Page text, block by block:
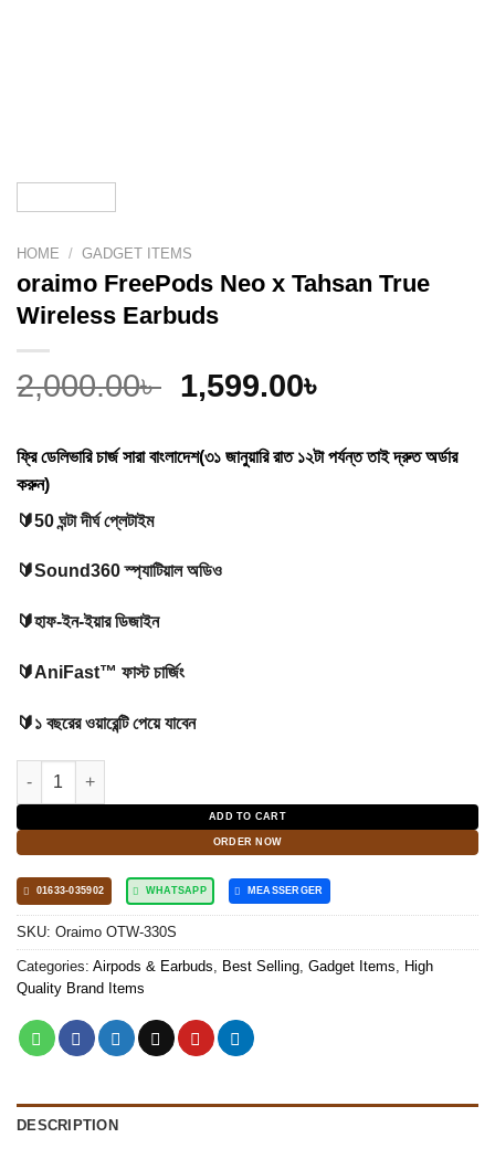
HOME / GADGET ITEMS
oraimo FreePods Neo x Tahsan True
Wireless Earbuds
2,000.00৳ Original
was:
2,000.00৳ .
1,599.00৳
is:
1,599.00৳ .
ফ্রি ডেলিভারি চার্জ সারা বাংলাদেশ(৩১ জানুয়ারি রাত ১২টা পর্যন্ত তাই দ্রুত অর্ডার
করুন)
🔰50 ঘন্টা দীর্ঘ প্লেটাইম
🔰Sound360 স্প্যাটিয়াল অডিও
🔰হাফ-ইন-ইয়ার ডিজাইন
🔰AniFast™ ফাস্ট চার্জিং
🔰১ বছরের ওয়ারেন্টি পেয়ে যাবেন
oraimo FreePods Neo x Tahsan True Wireless Earbuds quantity
ADD TO CART
ORDER NOW
01633-035902 WHATSAPP MEASSERGER
SKU: Oraimo OTW-330S
Categories: Airpods & Earbuds, Best Selling, Gadget Items, High
Quality Brand Items
DESCRIPTION